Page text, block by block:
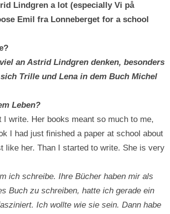
Lindgren a lot (especially Vi på
Emil fra Lonneberget for a school
an Astrid Lindgren denken, besonders
Trille und Lena in dem Buch Michel
Leben?
write. Her books meant so much to me,
I had just finished a paper at school about
like her. Than I started to write. She is very
ich schreibe. Ihre Bücher haben mir als
Buch zu schreiben, hatte ich gerade ein
Ich wollte wie sie sein. Dann habe